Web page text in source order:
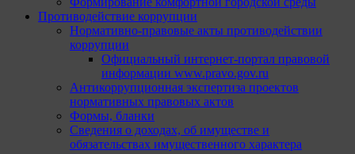
Противодействие коррупции
Нормативно-правовые акты противодействии
коррупции
Официальный интернет-портал правовой
информации www.pravo.gov.ru
Антикоррупционная экспертиза проектов
нормативных правовых актов
Формы, бланки
Сведения о доходах, об имуществе и
обязательствах имущественного характера